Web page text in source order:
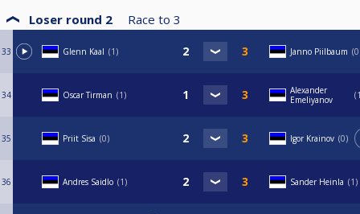
Loser round 2 Race to 3
33 Glenn Kaal 1 Janno Piilbaum 0
34 Oscar Tirman 1
Alexander
Emeliyanov
35 Priit Sisa 0 Igor Krainov 0
36 Andres Saidlo 1 Sander Heinla 1